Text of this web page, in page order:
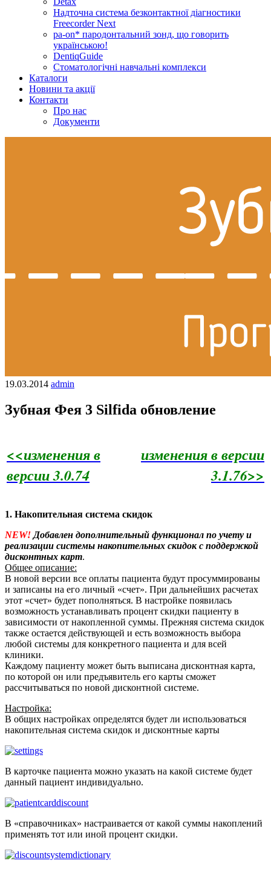
Надточна система безконтактної діагностики
Freecorder Next
pa-on* пародонтальний зонд, що говорить
українською!
DentiqGuide
Стоматологічні навчальні комплекси
Каталоги
Новини та акції
Контакти
Про нас
Документи
19.03.2014 admin
Зубная Фея 3 Silfida обновление
<<изменения в
версии 3.0.74
изменения в версии
3.1.76>>
1. Накопительная система скидок
NEW! Добавлен дополнительный функционал по учету и
реализации системы накопительных скидок с поддержкой
дисконтных карт.
Общее описание:
В новой версии все оплаты пациента будут просуммированы
и записаны на его личный «счет». При дальнейших расчетах
этот «счет» будет пополняться. В настройке появилась
возможность устанавливать процент скидки пациенту в
зависимости от накопленной суммы. Прежняя система скидок
также остается действующей и есть возможность выбора
любой системы для конкретного пациента и для всей
клиники.
Каждому пациенту может быть выписана дисконтная карта,
по которой он или предъявитель его карты сможет
рассчитываться по новой дисконтной системе.
Настройка:
В общих настройках определятся будет ли использоваться
накопительная система скидок и дисконтные карты
В карточке пациента можно указать на какой системе будет
данный пациент индивидуально.
В «справочниках» настраивается от какой суммы накоплений
применять тот или иной процент скидки.